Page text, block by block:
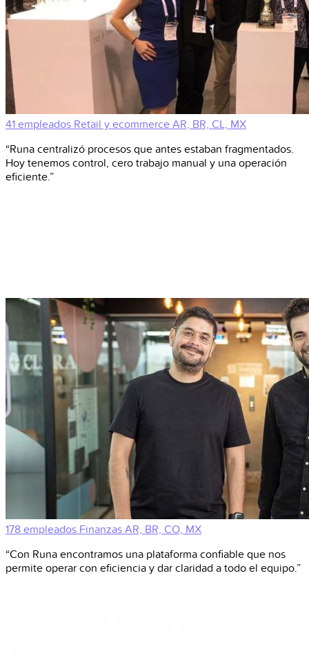
41 empleados Retail y ecommerce AR, BR, CL, MX
“Runa centralizó procesos que antes estaban fragmentados.
Hoy tenemos control, cero trabajo manual y una operación
eficiente.”
178 empleados Finanzas AR, BR, CO, MX
“Con Runa encontramos una plataforma confiable que nos
permite operar con eficiencia y dar claridad a todo el equipo.”